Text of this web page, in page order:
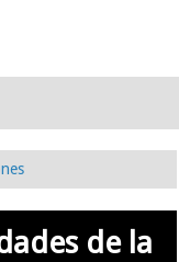
de la